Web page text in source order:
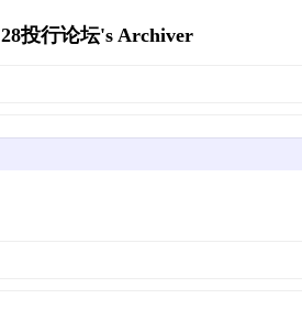
28投行论坛's Archiver